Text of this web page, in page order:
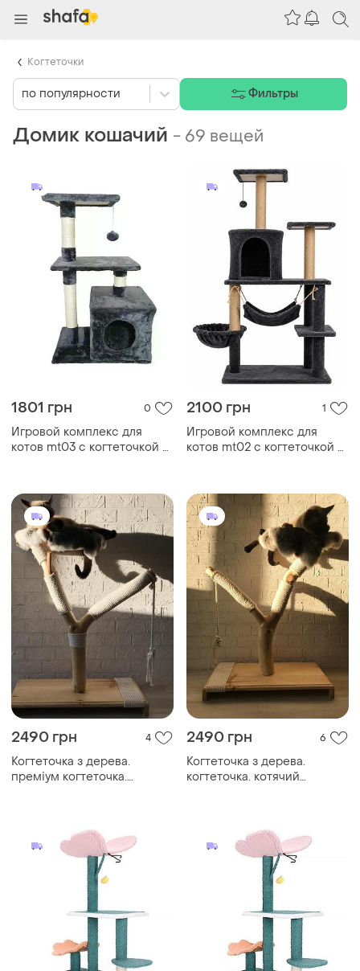
Домик кошачий - 69 вещей
1801 грн 0
Игровой комплекс для
котов mt03 с когтеточкой и
игр, сна и
2100 грн 1
Игровой комплекс для
котов mt02 с когтеточкой и
игр, сна и
2490 грн 4
Когтеточка з дерева.
преміум когтеточка.
2490 грн 6
Когтеточка з дерева.
когтеточка. котячий
по популярности Фильтры
Когтеточки